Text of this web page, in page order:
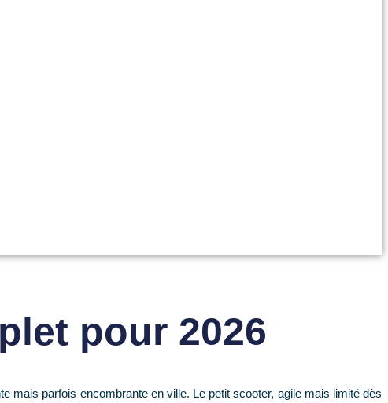
pour 2026
mais parfois encombrante en ville. Le petit scooter, agile mais limité dès